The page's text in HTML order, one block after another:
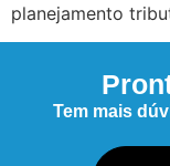
planejamento
Tem mais